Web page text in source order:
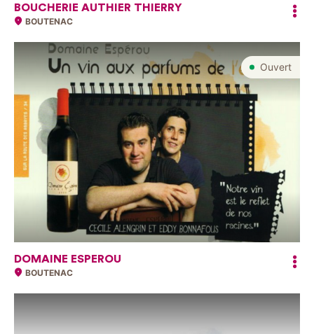
BOUCHERIE AUTHIER THIERRY
BOUTENAC
Ouvert
DOMAINE ESPEROU
BOUTENAC